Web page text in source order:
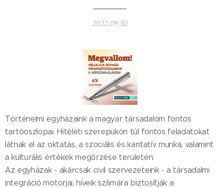
2022.09.30
Történelmi egyházaink a magyar társadalom fontos
tartóoszlopai. Hitéleti szerepükön túl fontos feladatokat
látnak el az oktatás, a szociális és karitatív munka, valamint
a kulturális értékek megőrzése területén.
Az egyházak - akárcsak civil szervezeteink - a társadalmi
integráció motorjai, híveik számára biztosítják a